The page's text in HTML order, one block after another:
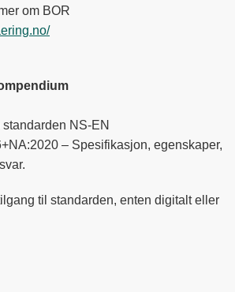
om BOR
standarden NS-EN
– Spesifikasjon, egenskaper,
til standarden, enten digitalt eller